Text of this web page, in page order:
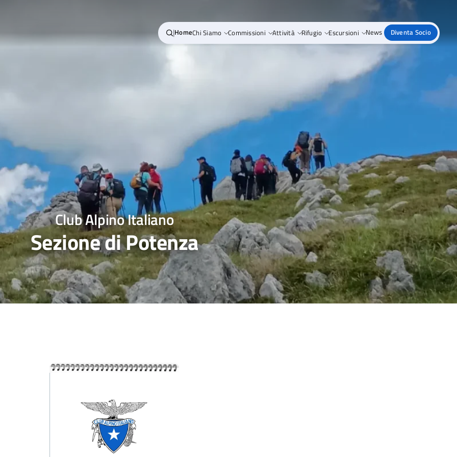
|HomeChi Siamo Commissioni Attività Rifugio Escursioni News Diventa Socio
Club Alpino Italiano
Sezione di Potenza